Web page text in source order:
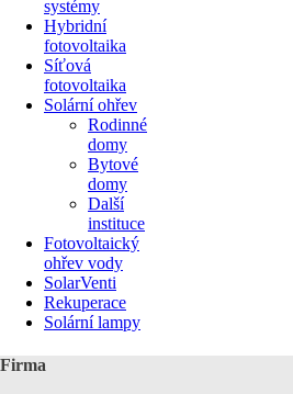
systémy
Hybridní
fotovoltaika
Síťová
fotovoltaika
Solární ohřev
Rodinné
domy
Bytové
domy
Další
instituce
Fotovoltaický
ohřev vody
SolarVenti
Rekuperace
Solární lampy
Firma